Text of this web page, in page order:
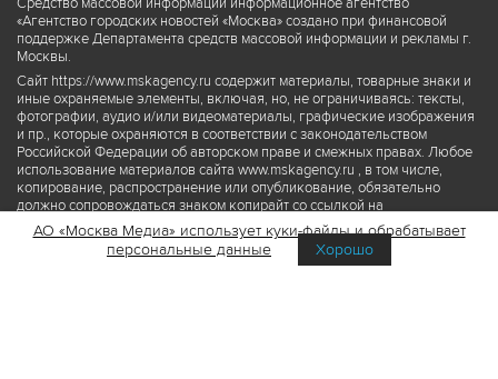
«Агентство городских новостей «Москва» создано при финансовой
поддержке Департамента средств массовой информации и рекламы г.
Москвы.
Сайт https://www.mskagency.ru содержит материалы, товарные знаки и
иные охраняемые элементы, включая, но, не ограничиваясь: тексты,
фотографии, аудио и/или видеоматериалы, графические изображения
и пр., которые охраняются в соответствии с законодательством
Российской Федерации об авторском праве и смежных правах. Любое
использование материалов сайта www.mskagency.ru , в том числе,
копирование, распространение или опубликование, обязательно
должно сопровождаться знаком копирайт со ссылкой на
правообладателя © АО «Москва Медиа», а также гиперссылкой на сайт
www.mskagency.ru как на первоисточник информации. Переработка
материалов сайта www.mskagency.ru не допускается.
АО «Москва Медиа» использует куки-файлы и обрабатывает
персональные данные
Хорошо